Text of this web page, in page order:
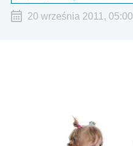
20 września 2011, 05:00